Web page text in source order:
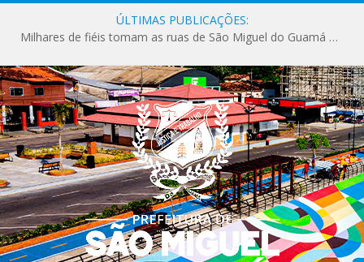
ÚLTIMAS PUBLICAÇÕES:
Milhares de fiéis tomam as ruas de São Miguel do Guamá em uma grande celebração de fé na Marcha para Jesus 2026.